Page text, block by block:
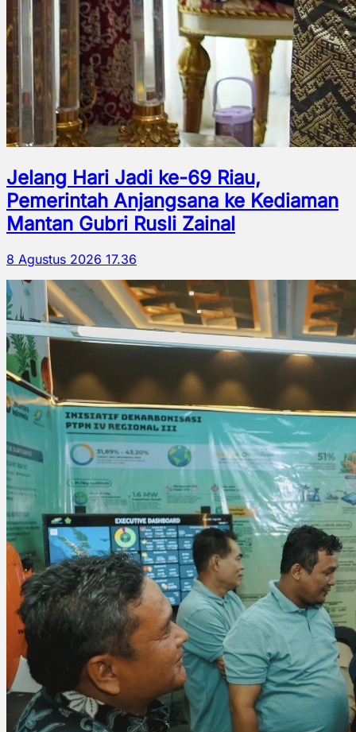
Jelang Hari Jadi ke-69 Riau,
Pemerintah Anjangsana ke Kediaman
Mantan Gubri Rusli Zainal
8 Agustus 2026 17.36